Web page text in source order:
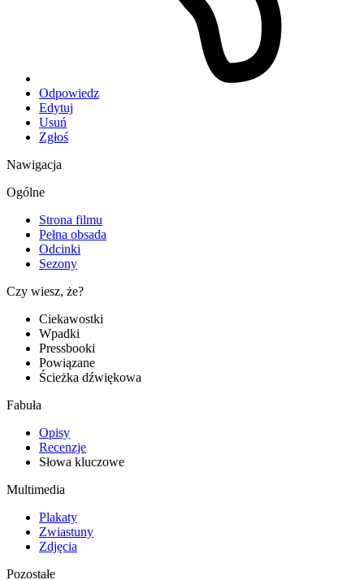
Odpowiedz
Edytuj
Usuń
Zgłoś
Nawigacja
Ogólne
Strona filmu
Pełna obsada
Odcinki
Sezony
Czy wiesz, że?
Ciekawostki
Wpadki
Pressbooki
Powiązane
Ścieżka dźwiękowa
Fabuła
Opisy
Recenzje
Słowa kluczowe
Multimedia
Plakaty
Zwiastuny
Zdjęcia
Pozostałe